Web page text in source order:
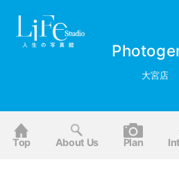
大宮店
Top About Us Plan